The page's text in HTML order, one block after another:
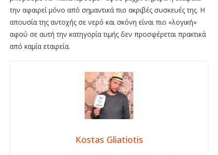
την αφαιρεί μόνο από σημαντικά πιο ακριβές συσκευές της. Η
απουσία της αντοχής σε νερό και σκόνη είναι πιο «λογική»
αφού σε αυτή την κατηγορία τιμής δεν προσφέρεται πρακτικά
από καμία εταιρεία.
Kostas Gliatiotis